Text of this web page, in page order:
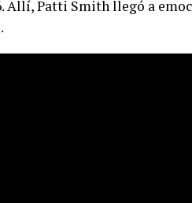
Allí, Patti Smith llegó a